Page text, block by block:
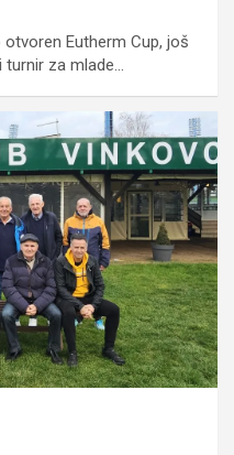
Eutherm Cup, još
turnir za mlade…